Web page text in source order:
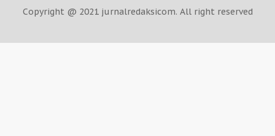
Copyright @ 2021 jurnalredaksicom. All right reserved